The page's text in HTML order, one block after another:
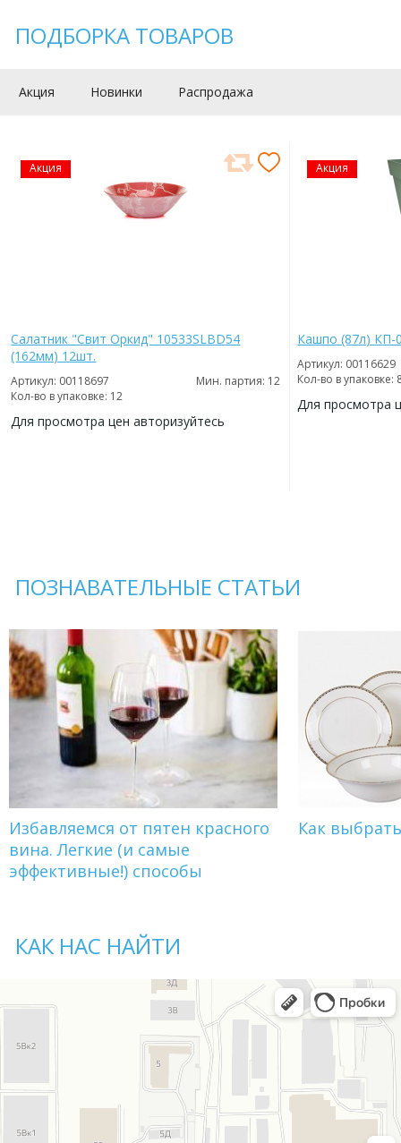
ПОДБОРКА ТОВАРОВ
Акция Новинки Распродажа
Акция
Салатник "Свит Оркид" 10533SLBD54
(162мм) 12шт.
Артикул: 00118697
Мин. партия: 12
Кол-во в упаковке: 12
Для просмотра цен авторизуйтесь
Акция
Кашпо (87л) КП-
Артикул: 00116629
Кол-во в упаковке:
Для просмотра
ПОЗНАВАТЕЛЬНЫЕ СТАТЬИ
Избавляемся от пятен красного
вина. Легкие (и самые
эффективные!) способы
Как
КАК НАС НАЙТИ